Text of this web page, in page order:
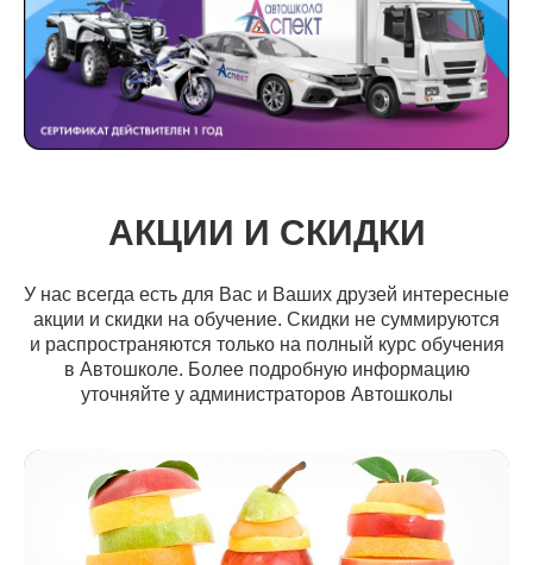
АКЦИИ И СКИДКИ
У нас всегда есть для Вас и Ваших друзей интересные
акции и скидки на обучение. Скидки не суммируются
и распространяются только на полный курс обучения
в Автошколе. Более подробную информацию
уточняйте у администраторов Автошколы